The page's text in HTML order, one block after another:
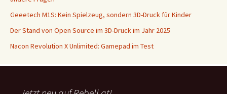
Geeetech M1S: Kein Spielzeug, sondern 3D-Druck für Kinder
Der Stand von Open Source im 3D-Druck im Jahr 2025
Nacon Revolution X Unlimited: Gamepad im Test